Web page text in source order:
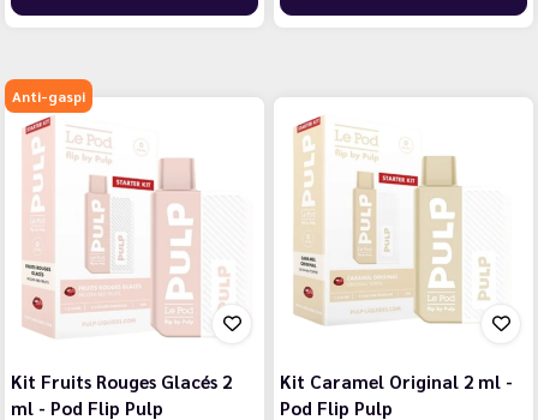
Anti-gaspi
Kit Fruits Rouges Glacés 2
ml - Pod Flip Pulp
Kit Caramel Original 2 ml -
Pod Flip Pulp